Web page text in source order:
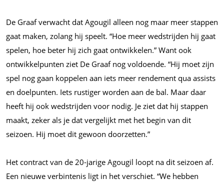
De Graaf verwacht dat Agougil alleen nog maar meer stappen
gaat maken, zolang hij speelt. “Hoe meer wedstrijden hij gaat
spelen, hoe beter hij zich gaat ontwikkelen.” Want ook
ontwikkelpunten ziet De Graaf nog voldoende. “Hij moet zijn
spel nog gaan koppelen aan iets meer rendement qua assists
en doelpunten. Iets rustiger worden aan de bal. Maar daar
heeft hij ook wedstrijden voor nodig. Je ziet dat hij stappen
maakt, zeker als je dat vergelijkt met het begin van dit
seizoen. Hij moet dit gewoon doorzetten.”
Het contract van de 20-jarige Agougil loopt na dit seizoen af.
Een nieuwe verbintenis ligt in het verschiet. “We hebben